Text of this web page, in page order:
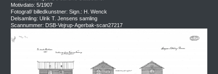
Motivdato: 5/1907
Fotograf/ billedkunstner: Sign.: H. Wenck
Delsamling: Ulrik T. Jensens samling
Scannummer: DSB-Vejrup-Agerbak-scan27217